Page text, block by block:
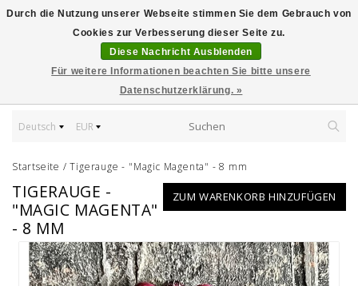
Deutsch EUR
Startseite /Tigerauge - "Magic Magenta" - 8 mm
ZUM WARENKORB HINZUFÜGEN
TIGERAUGE -
"MAGIC MAGENTA"
- 8 MM
Durch die Nutzung unserer Webseite stimmen Sie dem Gebrauch von
Cookies zur Verbesserung dieser Seite zu.
Diese Nachricht Ausblenden
Für weitere Informationen beachten Sie bitte unsere
Datenschutzerklärung. »